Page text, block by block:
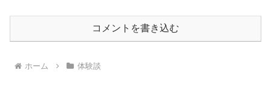
コメントを書き込む
ホーム 体験談